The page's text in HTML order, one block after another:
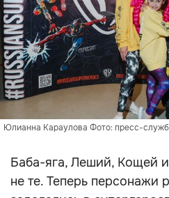
Юлианна Караулова Фото: пресс-
Баба-яга, Леший, Кощей
не те. Теперь персонажи